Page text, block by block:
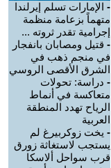
- الإمارات تسلم إيرلندا
متهماً بزعامة منظمة
إجرامية تقدر ثروته ...
- قتيل ومصابان بانفجار
في منجم ذهب في
الشرق الأقصى الروسي
- دراسة: تحولات
متعاكسة في أنماط
الرياح تهدد المنطقة
العربية
- يخت زوكربيرغ لم
يستجب لاستغاثة زورق
قرب سواحل ألاسكا